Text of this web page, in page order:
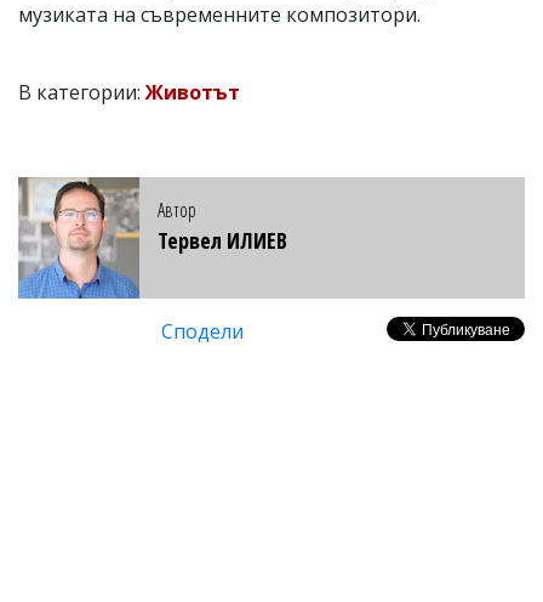
музиката на съвременните композитори.
В категории:Животът
Автор
Тервел ИЛИЕВ
Сподели